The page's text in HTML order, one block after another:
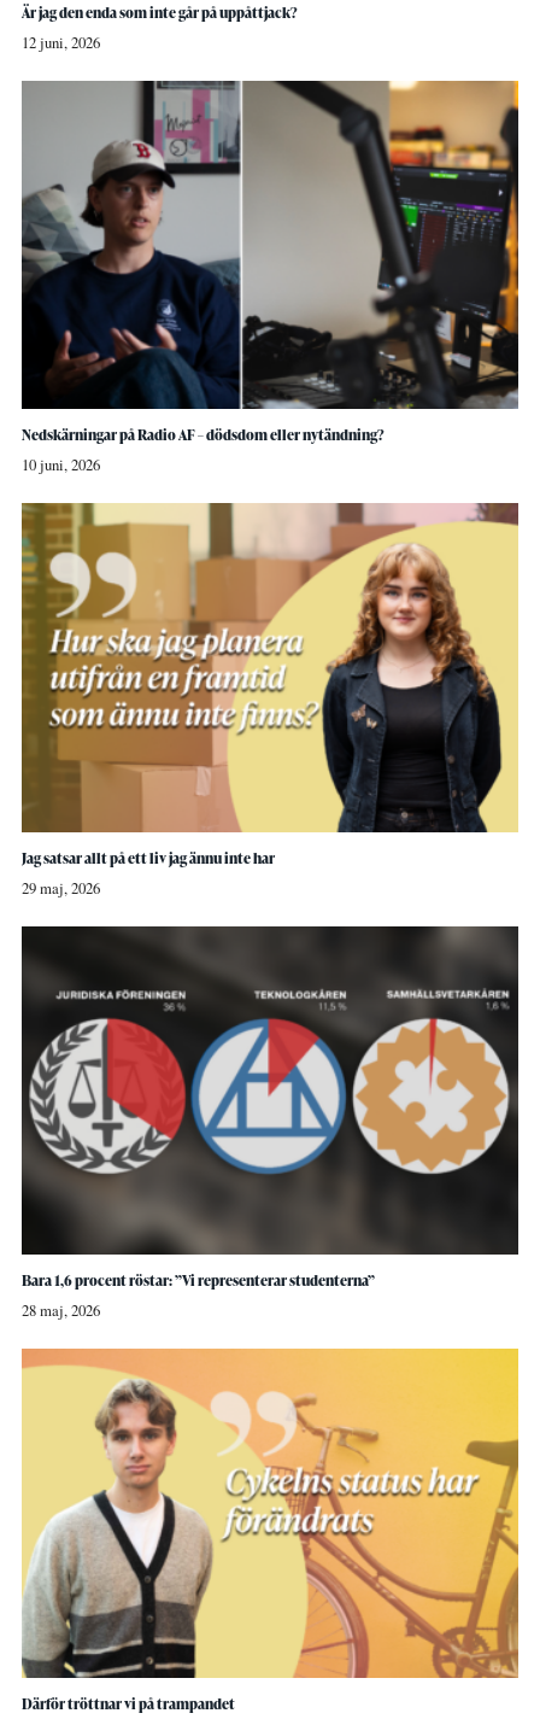
Är jag den enda som inte går på uppåttjack?
12 juni, 2026
Nedskärningar på Radio AF – dödsdom eller nytändning?
10 juni, 2026
Jag satsar allt på ett liv jag ännu inte har
29 maj, 2026
Bara 1,6 procent röstar: ”Vi representerar studenterna”
28 maj, 2026
Därför tröttnar vi på trampandet